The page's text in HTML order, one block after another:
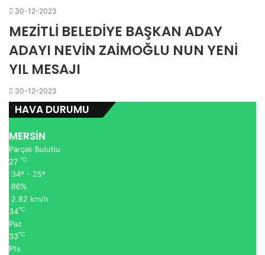
30-12-2023
MEZİTLİ BELEDİYE BAŞKAN ADAY
ADAYI NEVİN ZAİMOĞLU NUN YENİ
YIL MESAJI
30-12-2023
HAVA DURUMU
MERSİN
Parçalı Bulutlu
27 ℃
34º - 25º
86%
2.82 km/h
34℃
Paz
33℃
Pts